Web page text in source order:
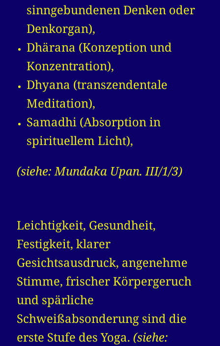
sinngebundenen Denken oder
Denkorgan),
Dhärana (Konzeption und
Konzentration),
Dhyana (transzendentale
Meditation),
Samadhi (Absorption in
spirituellem Licht),
(siehe: Mundaka Upan. III/1/3)
Leichtigkeit, Gesundheit,
Festigkeit, klarer
Gesichtsausdruck, angenehme
Stimme, frischer Körpergeruch
und spärliche
Schweißabsonderung sind die
erste Stufe des Yoga. (siehe: